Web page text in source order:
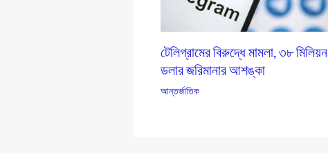
টেলিগ্রামের বিরুদ্ধে মামলা, ৩৮ মিলিয়ন
ডলার জরিমানার আশঙ্কা
আন্তর্জাতিক